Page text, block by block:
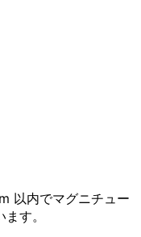
以内でマグニチュー
す。